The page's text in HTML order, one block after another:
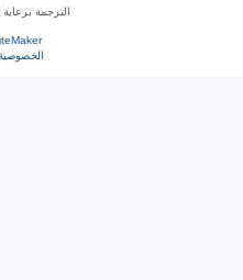
الترجمة برعاية